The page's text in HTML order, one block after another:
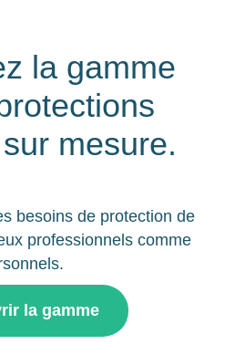
la gamme
mesure.
besoins de protection de
professionnels comme
la gamme